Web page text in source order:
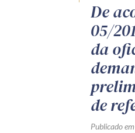
De
05/
da
de
Publicado